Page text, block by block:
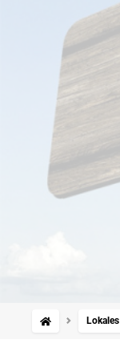
Lokales